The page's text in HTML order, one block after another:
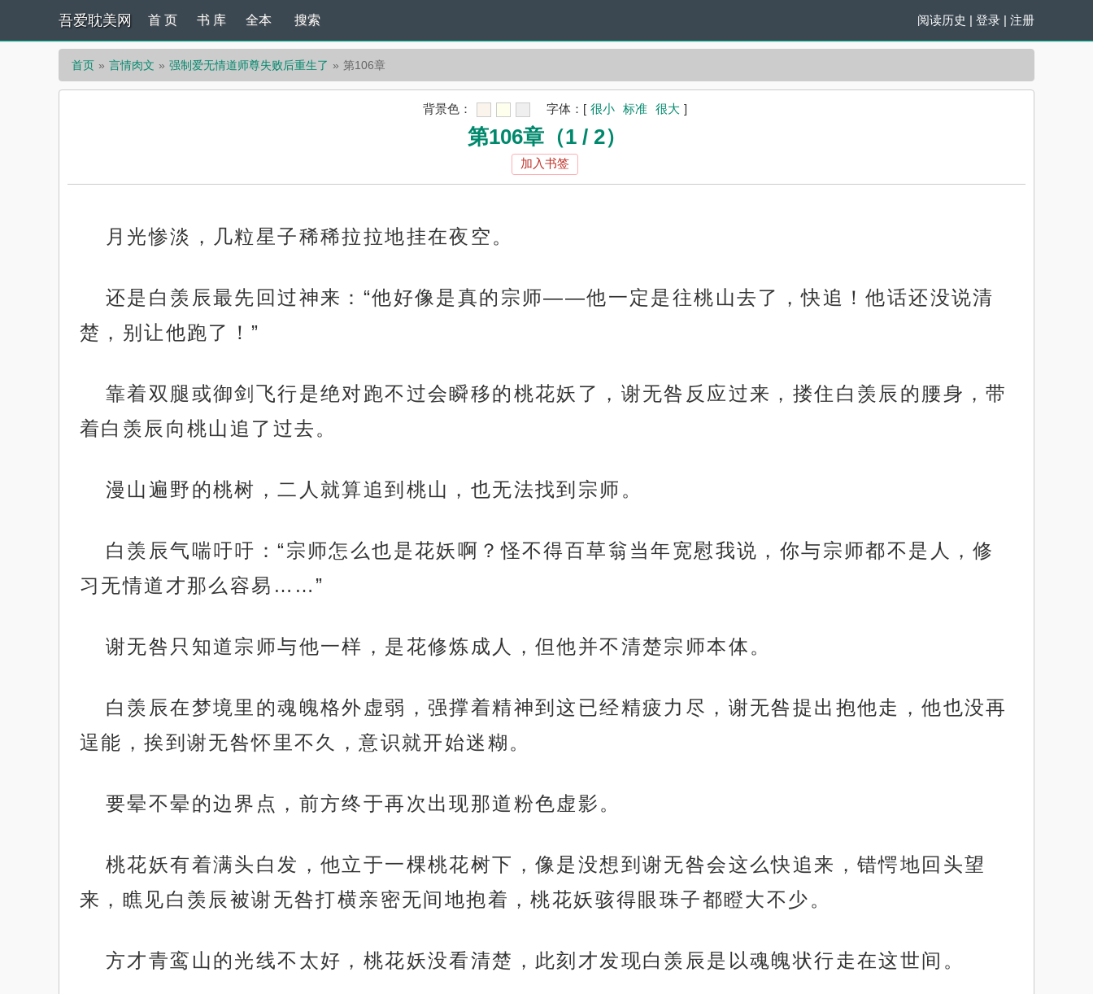
吾爱耽美网 阅读历史 | 登录 | 注册
首 页 书 库 全本 搜索
首页 言情肉文 强制爱无情道师尊失败后重生了 第106章
背景色： 字体： [ 很小 标准 很大 ]
第106章（1 / 2）
加入书签
月光惨淡，几粒星子稀稀拉拉地挂在夜空。
还是白羡辰最先回过神来：“他好像是真的宗师——他一定是往桃山去了，快追！他话还没说清
楚，别让他跑了！”
靠着双腿或御剑飞行是绝对跑不过会瞬移的桃花妖了，谢无咎反应过来，搂住白羡辰的腰身，带
着白羡辰向桃山追了过去。
漫山遍野的桃树，二人就算追到桃山，也无法找到宗师。
白羡辰气喘吁吁：“宗师怎么也是花妖啊？怪不得百草翁当年宽慰我说，你与宗师都不是人，修
习无情道才那么容易……”
谢无咎只知道宗师与他一样，是花修炼成人，但他并不清楚宗师本体。
白羡辰在梦境里的魂魄格外虚弱，强撑着精神到这已经精疲力尽，谢无咎提出抱他走，他也没再
逞能，挨到谢无咎怀里不久，意识就开始迷糊。
要晕不晕的边界点，前方终于再次出现那道粉色虚影。
桃花妖有着满头白发，他立于一棵桃花树下，像是没想到谢无咎会这么快追来，错愕地回头望
来，瞧见白羡辰被谢无咎打横亲密无间地抱着，桃花妖骇得眼珠子都瞪大不少。
方才青鸾山的光线不太好，桃花妖没看清楚，此刻才发现白羡辰是以魂魄状行走在这世间。